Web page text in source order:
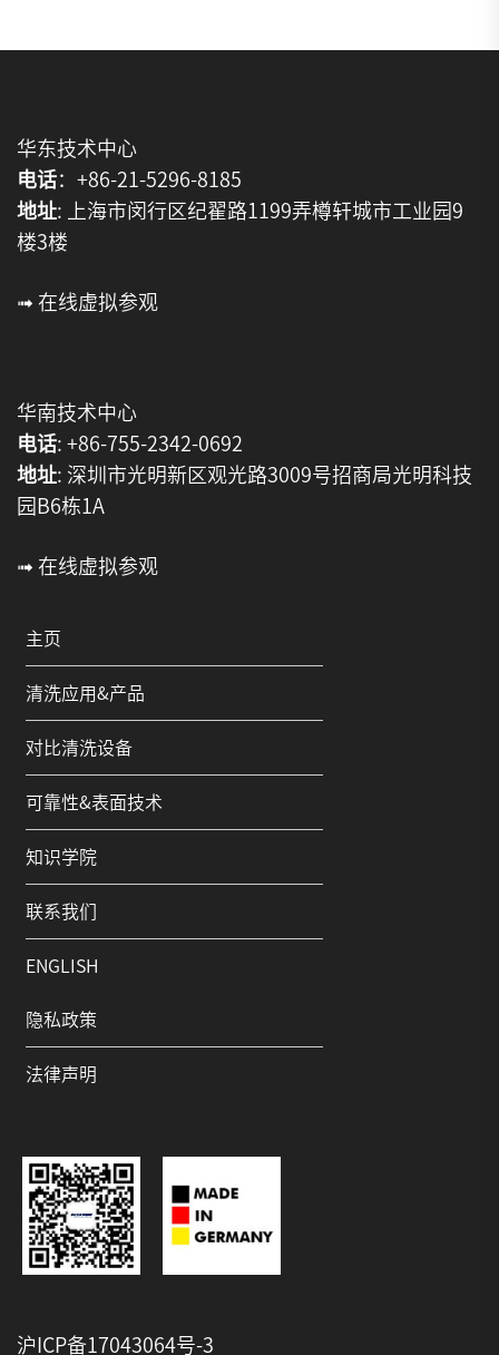
华东技术中心
电话：+86-21-5296-8185
地址: 上海市闵行区纪翟路1199弄樽轩城市工业园9
楼3楼
➟ 在线虚拟参观
华南技术中心
电话: +86-755-2342-0692
地址: 深圳市光明新区观光路3009号招商局光明科技
园B6栋1A
➟ 在线虚拟参观
主页
清洗应用&产品
对比清洗设备
可靠性&表面技术
知识学院
联系我们
ENGLISH
隐私政策
法律声明
沪ICP备17043064号-3